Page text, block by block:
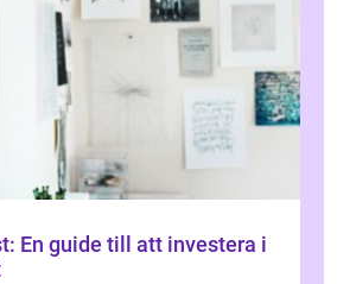
En guide till att investera i